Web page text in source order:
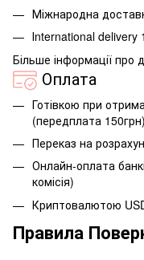
Міжнародна
Іnternational delivery
Більше інформації про
Оплата
Готівкою при
(передплата 150грн)
Переказ на
Онлайн-оплата
комісія)
Криптовалютою
Правила